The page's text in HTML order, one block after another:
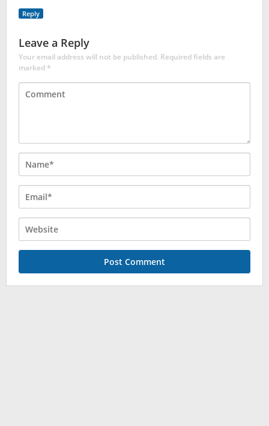
Reply
Leave a Reply
Your email address will not be published. Required fields are
marked*